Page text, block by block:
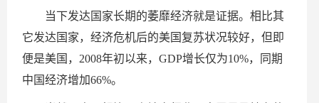
当下发达国家长期的萎靡经济就是证据。相比其
它发达国家，经济危机后的美国复苏状况较好，但即
便是美国，2008年初以来，GDP增长仅为10%，同期
中国经济增加66%。